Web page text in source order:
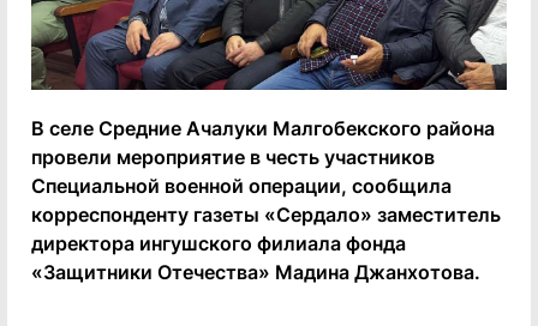
В селе Средние Ачалуки Малгобекского района
провели мероприятие в честь участников
Специальной военной операции, сообщила
корреспонденту газеты «Сердало» заместитель
директора ингушского филиала фонда
«Защитники Отечества» Мадина Джанхотова.